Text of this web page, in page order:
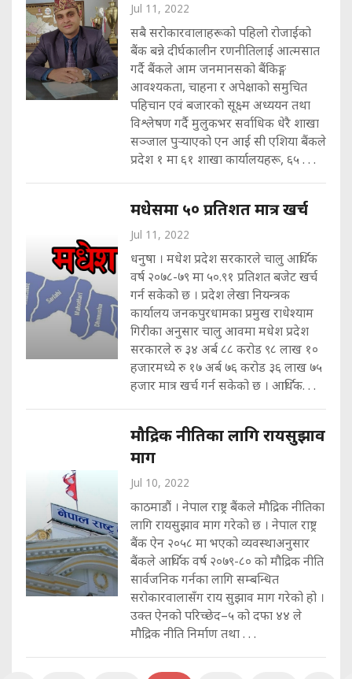
Jul 11, 2022
सबै सरोकारवालाहरूको पहिलो रोजाईको
बैंक बन्ने दीर्घकालीन रणनीतिलाई आत्मसात
गर्दै बैंकले आम जनमानसको बैंकिङ्ग
आवश्यकता, चाहना र अपेक्षाको समुचित
पहिचान एवं बजारको सूक्ष्म अध्ययन तथा
विश्लेषण गर्दै मुलुकभर सर्वाधिक धेरै शाखा
सञ्जाल पुर्‍याएको एन आई सी एशिया बैंकले
प्रदेश १ मा ६१ शाखा कार्यालयहरू, ६५ . . .
मधेसमा ५० प्रतिशत मात्र खर्च
Jul 11, 2022
धनुषा । मधेश प्रदेश सरकारले चालु आर्थिक
वर्ष २०७८-७९ मा ५०.९१ प्रतिशत बजेट खर्च
गर्न सकेको छ । प्रदेश लेखा नियन्त्रक
कार्यालय जनकपुरधामका प्रमुख राधेश्याम
गिरीका अनुसार चालु आवमा मधेश प्रदेश
सरकारले रु ३४ अर्ब ८८ करोड ९८ लाख १०
हजारमध्ये रु १७ अर्ब ७६ करोड ३६ लाख ७५
हजार मात्र खर्च गर्न सकेको छ । आर्थिक. . .
मौद्रिक नीतिका लागि रायसुझाव
माग
Jul 10, 2022
काठमाडौं । नेपाल राष्ट्र बैंकले मौद्रिक नीतिका
लागि रायसुझाव माग गरेको छ । नेपाल राष्ट्र
बैंक ऐन २०५८ मा भएको व्यवस्थाअनुसार
बैंकले आर्थिक वर्ष २०७९-८० को मौद्रिक नीति
सार्वजनिक गर्नका लागि सम्बन्धित
सरोकारवालासँग राय सुझाव माग गरेको हो ।
उक्त ऐनको परिच्छेद–५ को दफा ४४ ले
मौद्रिक नीति निर्माण तथा . . .